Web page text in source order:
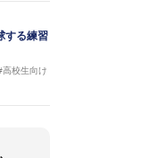
する練習
高校生向け